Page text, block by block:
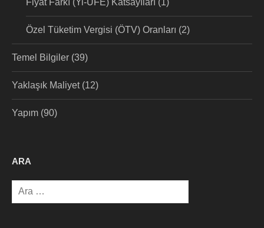
Özel Tüketim Vergisi (ÖTV) Oranları (2)
Temel Bilgiler (39)
Yaklaşık Maliyet(12)
Yapım (90)
ARA
Arama: